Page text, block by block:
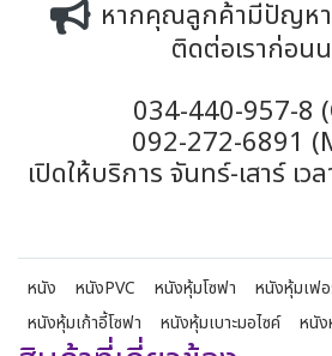
หากคุณลูกค้ามีปัญหา
ติดต่อเราก่อนน
034-440-957-8
092-272-6891
เปิดให้บริการ จันทร์-เสาร์ เ
หนัง หนังPVC หนังหุ้มโซฟา
หนังหุ้มเฟ
หนังหุ้มเก้าอี้โซฟา
หนังหุ้มเบาะมอไซค์ หนัง